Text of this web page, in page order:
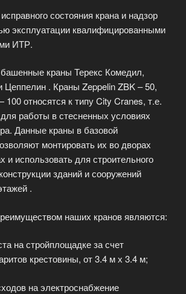
состояния крана и надзор
эксплуатации квалифицированными
ИТР.
краны Терекс Комедил,
Цеппелин . Краны Zeppelin ZBK – 50,
относятся к типу City Cranes, т.е.
работы в стесненных условиях
Данные краны в базовой
монтировать их во дворах
и использовать для строительного
зданий и сооружений
.
наших кранов являются:
на стройплощадке за счет
крестовины, от 3.4 м х 3.4 м;
на электроснабжение